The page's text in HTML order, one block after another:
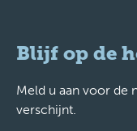
Blijf op de
Meld u aan voor de
verschijnt.